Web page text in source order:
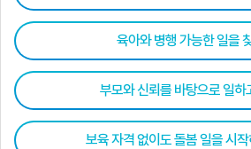
육아와 병행 가능한 일을
부모와 신뢰를 바탕으로 일하
보육 자격 없이도 돌봄 일을 시